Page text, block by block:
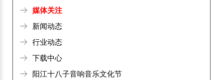
媒体关注
新闻动态
行业动态
下载中心
阳江十八子音响音乐文化节